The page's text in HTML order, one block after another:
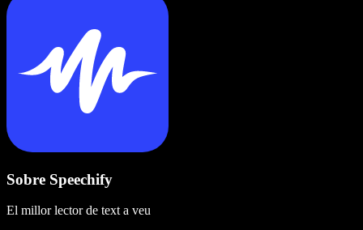
Sobre Speechify
El millor lector de text a veu